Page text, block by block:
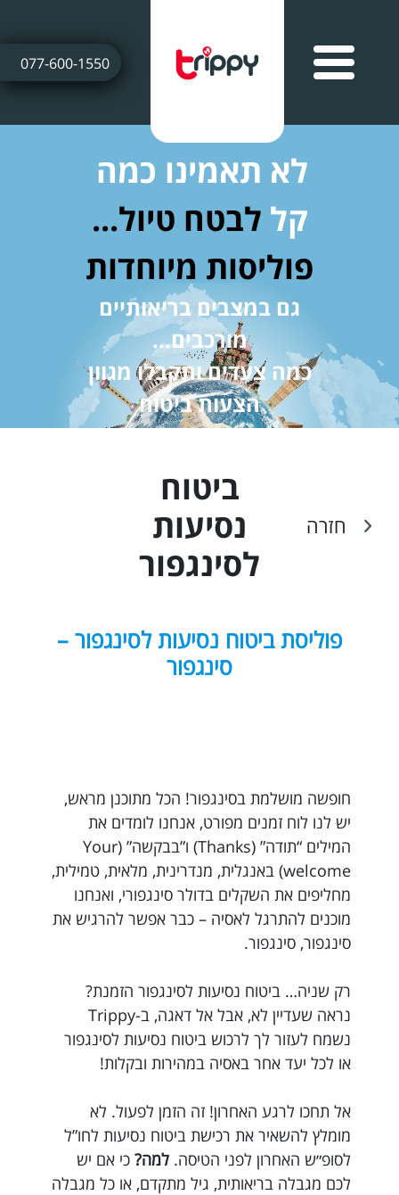
077-600-1550
לא תאמינו כמה
קל לבטח טיול...
פוליסות מיוחדות
גם במצבים בריאותיים
מורכבים...
כמה צעדים ותקבלו מגוון
הצעות ביטוח
חזרה
ביטוח
נסיעות
לסינגפור
פוליסת ביטוח נסיעות לסינגפור –
סינגפור
חופשה מושלמת בסינגפור! הכל מתוכנן מראש,
יש לנו לוח זמנים מפורט, אנחנו לומדים את
המילים “תודה” (Thanks) ו”בבקשה” (Your
welcome) באנגלית, מנדרינית, מלאית, טמילית,
מחליפים את השקלים בדולר סינגפורי, ואנחנו
מוכנים להתרגל לאסיה – כבר אפשר להרגיש את
סינגפור, סינגפור.
רק שניה… ביטוח נסיעות לסינגפור הזמנת?
נראה שעדיין לא, אבל אל דאגה, ב-Trippy
נשמח לעזור לך לרכוש ביטוח נסיעות לסינגפור
או לכל יעד אחר באסיה במהירות ובקלות!
אל תחכו לרגע האחרון! זה הזמן לפעול. לא
מומלץ להשאיר את רכישת ביטוח נסיעות לחו”ל
לסופ״ש האחרון לפני הטיסה. למה? כי אם יש
לכם מגבלה בריאותית, גיל מתקדם, או כל מגבלה